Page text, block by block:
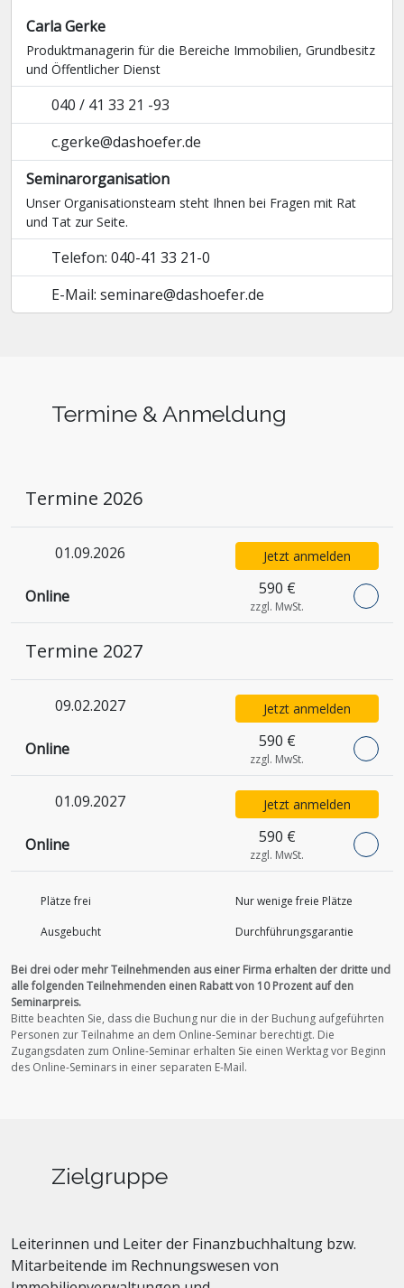
Carla Gerke
Produktmanagerin für die Bereiche Immobilien, Grundbesitz
und Öffentlicher Dienst
040 / 41 33 21 -93
c.gerke@dashoefer.de
Seminarorganisation
Unser Organisationsteam steht Ihnen bei Fragen mit Rat
und Tat zur Seite.
Telefon: 040-41 33 21-0
E-Mail: seminare@dashoefer.de
Termine & Anmeldung
Termine 2026
01.09.2026
Online 590 €
zzgl. MwSt.
Jetzt anmelden
Termine 2027
09.02.2027
Online 590 €
zzgl. MwSt.
Jetzt anmelden
01.09.2027
Online 590 €
zzgl. MwSt.
Jetzt anmelden
Plätze frei
Nur wenige freie Plätze
Ausgebucht
Durchführungs­garantie
Bei drei oder mehr Teilnehmenden aus einer Firma erhalten der dritte und
alle folgenden Teilnehmenden einen Rabatt von 10 Prozent auf den
Seminarpreis.
Bitte beachten Sie, dass die Buchung nur die in der Buchung aufgeführten
Personen zur Teilnahme an dem Online-Seminar berechtigt. Die
Zugangsdaten zum Online-Seminar erhalten Sie einen Werktag vor Beginn
des Online-Seminars in einer separaten E-Mail.
Zielgruppe
Leiterinnen und Leiter der Finanzbuchhaltung bzw.
Mitarbeitende im Rechnungswesen von